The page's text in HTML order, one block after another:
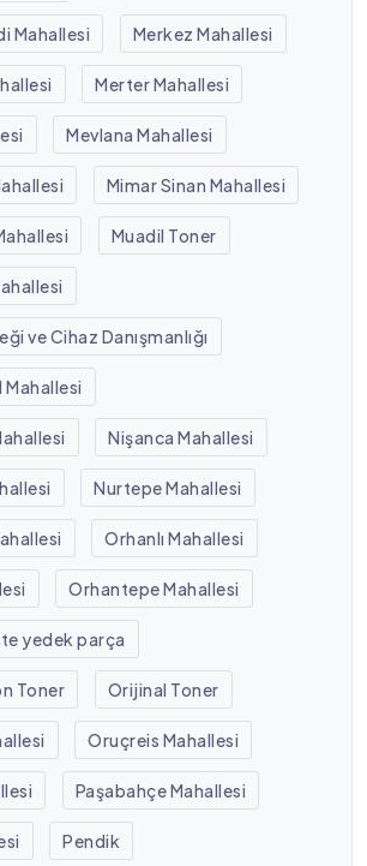
Mahallesi Merkez Mahallesi
Merter Mahallesi
Mevlana Mahallesi
Mimar Sinan Mahallesi
Muadil Toner
ve Cihaz Danışmanlığı
Mahallesi
Nişanca Mahallesi
Nurtepe Mahallesi
Orhanlı Mahallesi
Orhantepe Mahallesi
yedek parça
Toner Orijinal Toner
Oruçreis Mahallesi
Paşabahçe Mahallesi
Pendik